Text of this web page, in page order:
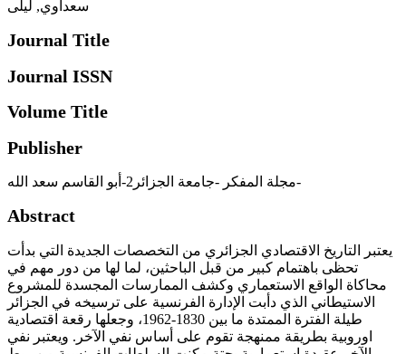
سعداوي, ليلى
Journal Title
Journal ISSN
Volume Title
Publisher
مجلة المفكر -جامعة الجزائر2-أبو القاسم سعد الله-
Abstract
يعتبر التاريخ الاقتصادي الجزائري من التخصصات الجديدة التي بدأت
تحظى باهتمام كبير من قبل الباحثين، لما لها من دور مهم في
محاكاة الواقع الاستعماري وكشف الممارسات المجسدة للمشروع
الاستيطاني الذي دأبت الإدارة الفرنسية على ترسيخه في الجزائر
طيلة الفترة الممتدة ما بين 1830-1962، وجعلها رقعة اقتصادية
اوروبية بطريقة ممنهجة تقوم على أساس نفي الآخر. ويعتبر نفي